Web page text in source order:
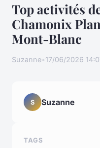
Top activités
Chamonix
Mont-Blanc
Suzanne•17/06/2026
S Suzanne
TAGS